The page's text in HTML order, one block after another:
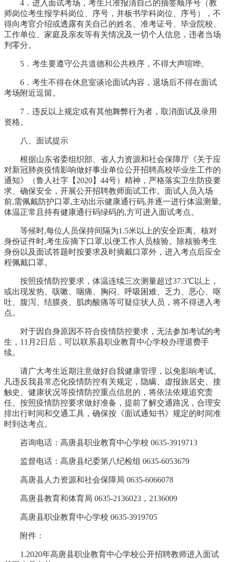
4．进入面试考场，考生只准报清自己的抽签顺序号（教
师岗位考生报学科岗位、序号，并板书学科岗位、序号），不
得向考官介绍或透露有关自己的姓名、准考证号、毕业院校、
工作单位、家庭及亲友等有关情况及一切个人信息，违者当场
判零分。
5．考生要遵守公共道德和公共秩序，不得大声喧哗。
6．考生不得在休息室谈论面试内容，退场后不得在面试
考场附近逗留。
7．违反以上规定或有其他舞弊行为者，取消面试及录用
资格。
八、面试提示
根据山东省委组织部、省人力资源和社会保障厅《关于应
对新冠肺炎疫情影响做好事业单位公开招聘高校毕业生工作的
通知》（鲁人社字【2020】44号）精神，严格落实卫生防疫要
求、确保安全，开展公开招聘教师面试工作。面试人员入场
前,需佩戴防护口罩,主动出示健康通行码,并逐一进行体温测量,
体温正常且持有健康通行码绿码的,方可进入面试考点。
等候时,每位人员保持间隔为1.5米以上的安全距离。核对
身份证件时,考生应摘下口罩,以便工作人员核验。除核验考生
身份以及面试答题时按要求及时摘戴口罩外，进入考点后应全
程佩戴口罩。
按照疫情防控要求，体温连续三次测量超过37.3℃以上，
或出现发热、咳嗽、咽痛、胸闷、呼吸困难、乏力、恶心、呕
吐、腹泻、结膜炎、肌肉酸痛等可疑症状人员，将不得进入考
点。
对于因自身原因不符合疫情防控要求，无法参加考试的考
生，11月2日后，可以联系县职业教育中心学校办理退费手
续。
请广大考生近期注意做好自我健康管理，以免影响考试。
凡违反我县常态化疫情防控有关规定，隐瞒、虚报旅居史、接
触史、健康状况等疫情防控重点信息的，将依法依规追究责
任。按照疫情防控要求做好准备，提前了解交通路况，合理安
排出行时间和交通工具，确保按《面试通知书》规定的时间准
时到达考点。
咨询电话：高唐县职业教育中心学校 0635-3919713
监督电话：高唐县纪委第八纪检组 0635-6053679
高唐县人力资源和社会保障局 0635-6066078
高唐县教育和体育局 0635-2136023，2136009
高唐县职业教育中心学校 0635-3919705
附件：
1.2020年高唐县职业教育中心学校公开招聘教师进入面试